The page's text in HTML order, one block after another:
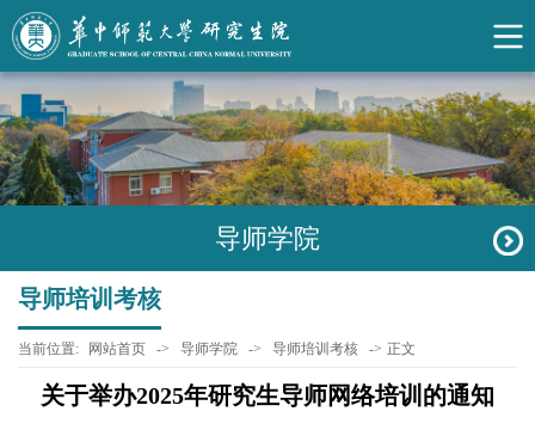
导师学院
导师培训考核
当前位置: 网站首页 -> 导师学院 -> 导师培训考核 -> 正文
关于举办2025年研究生导师网络培训的通知